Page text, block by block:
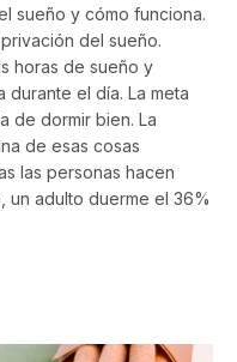
sueño y cómo funciona.
del sueño.
horas de sueño y
durante el día. La meta
de dormir bien. La
de esas cosas
las personas hacen
un adulto duerme el 36%